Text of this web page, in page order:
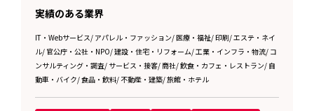
実績のある業界
IT・Webサービス /アパレル・ファッション/医療・福祉/印刷/エステ・ネイ
ル/官公庁・公社・NPO/建設・住宅・リフォーム/工業・インフラ・物流/コ
ンサルティング・調査/サービス・接客/商社/飲食・カフェ・レストラン/自
動車・バイク/食品・飲料/不動産・建築/旅館・ホテル